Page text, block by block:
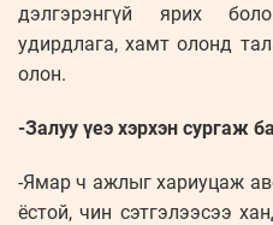
дэлгэрэнгүй ярих
удирдлага, хамт олонд
олон.
-Залуу үеэ хэрхэн сургаж
-Ямар ч ажлыг хариуцаж
ёстой, чин сэтгэлээсээ